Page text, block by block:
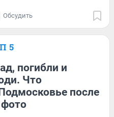
Обсудить
5
погибли и
Что
после